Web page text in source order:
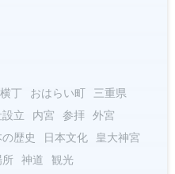
丁 おはらい町 三重県
立 内宮 参拝 外宮
歴史​ 日本文化 皇大神宮
神道 観光